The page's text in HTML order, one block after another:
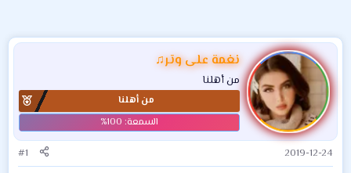
نغمة على وتر♫
من أهلنا
من أهلنا
2019-12-24
#1